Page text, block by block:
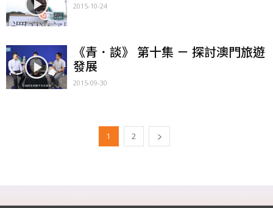
2015-10-24
《青．談》 第十集 － 探討澳門旅遊
發展
2015-09-30
1 2